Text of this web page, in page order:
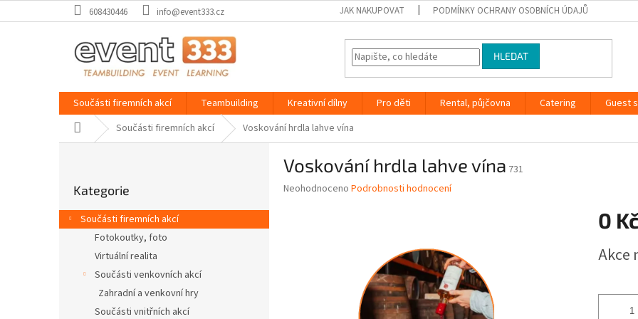
na
608430446 info@event333.cz JAK NAKUPOVAT PODMÍNKY OCHRANY OSOBNÍCH ÚDAJŮ
HLEDAT
Součásti firemních akcí Teambuilding Kreativní dílny Pro děti Rental, půjčovna Catering Guest
Domů Součásti firemních akcí Voskování hrdla lahve vína
r
a
kategorie
Kategorie
Součásti firemních akcí
Fotokoutky, foto
Virtuální realita
Součásti venkovních akcí
Zahradní a venkovní hry
Součásti vnitřních akcí
Voskování hrdla lahve vína 731
Průměrné
Neohodnoceno Podrobnosti hodnocení
0
cena:
Akce